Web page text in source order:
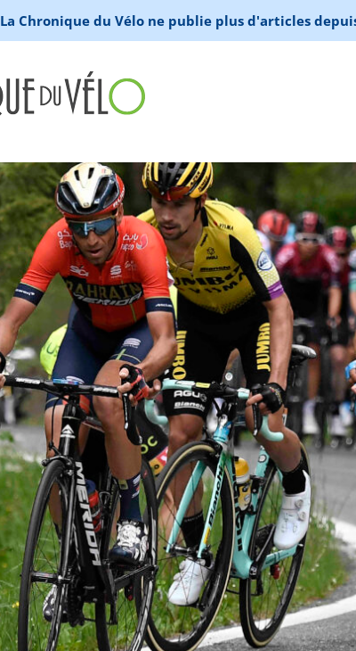
La Chronique du Vélo ne publie plus d'articles